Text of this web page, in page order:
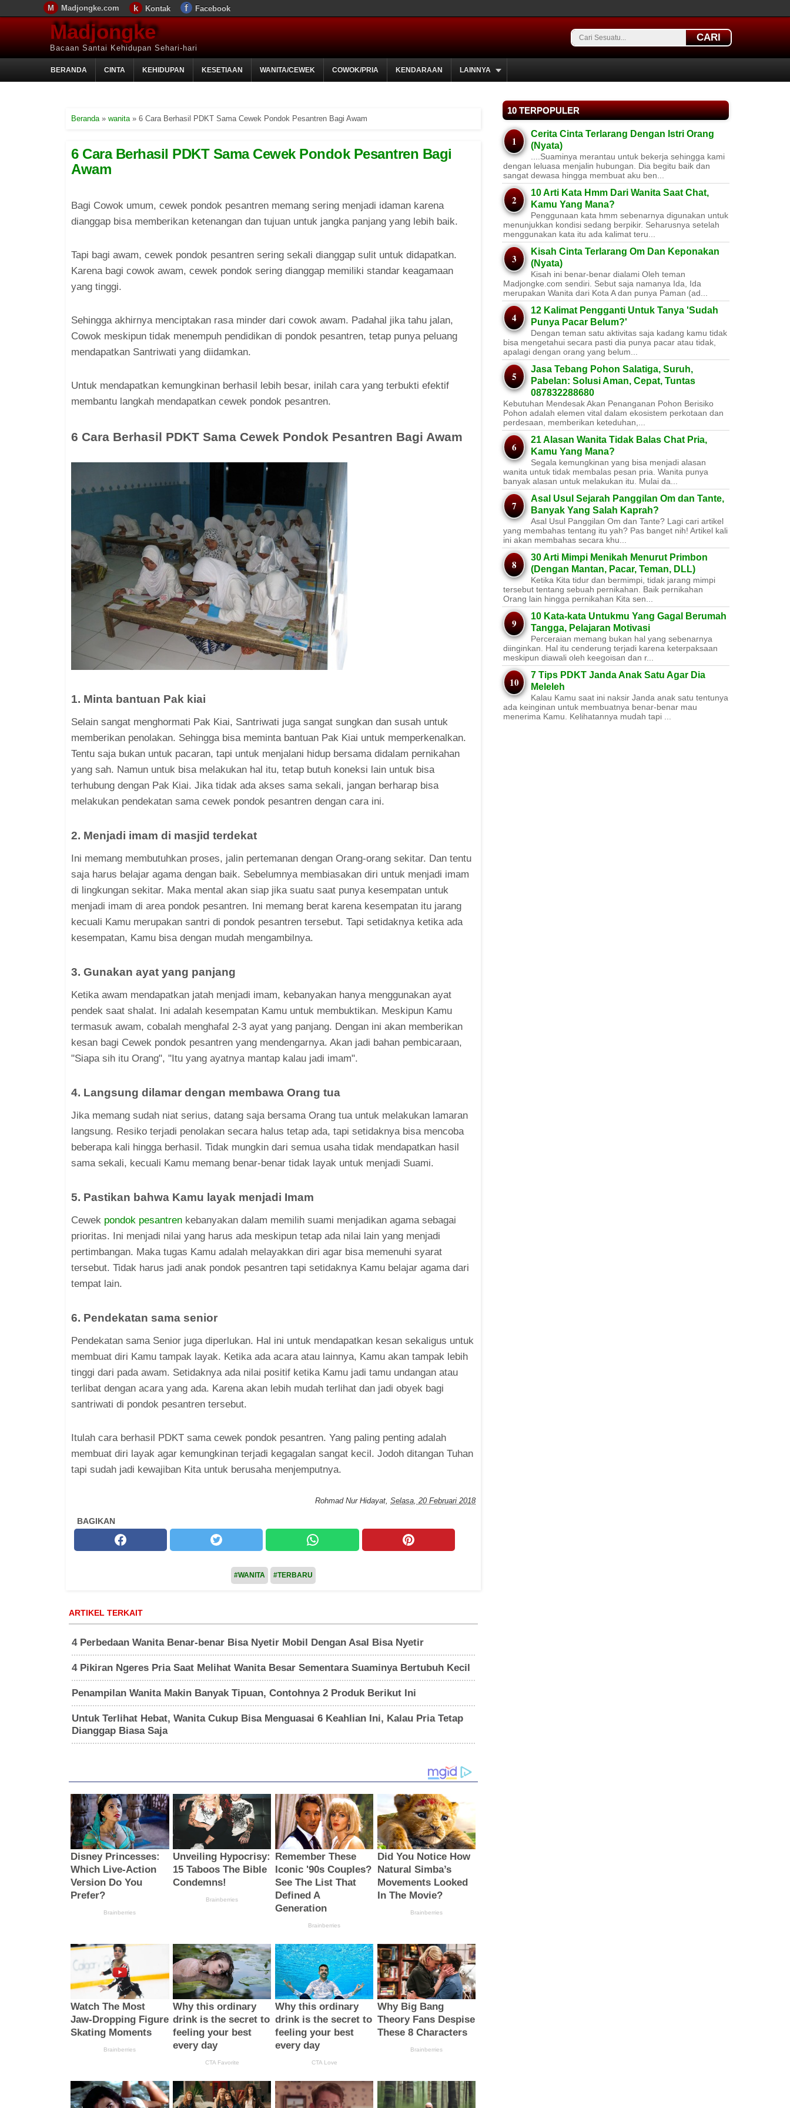
Madjongke.com Kontak Facebook
Madjongke
Bacaan Santai Kehidupan Sehari-hari
CARI
BERANDA CINTA KEHIDUPAN KESETIAAN WANITA/CEWEK COWOK/PRIA KENDARAAN LAINNYA
Beranda» wanita» 6 Cara Berhasil PDKT Sama Cewek Pondok Pesantren Bagi Awam
6 Cara Berhasil PDKT Sama Cewek Pondok Pesantren Bagi
Awam
Bagi Cowok umum, cewek pondok pesantren memang sering menjadi idaman karena
dianggap bisa memberikan ketenangan dan tujuan untuk jangka panjang yang lebih baik.
Tapi bagi awam, cewek pondok pesantren sering sekali dianggap sulit untuk didapatkan.
Karena bagi cowok awam, cewek pondok sering dianggap memiliki standar keagamaan
yang tinggi.
Sehingga akhirnya menciptakan rasa minder dari cowok awam. Padahal jika tahu jalan,
Cowok meskipun tidak menempuh pendidikan di pondok pesantren, tetap punya peluang
mendapatkan Santriwati yang diidamkan.
Untuk mendapatkan kemungkinan berhasil lebih besar, inilah cara yang terbukti efektif
membantu langkah mendapatkan cewek pondok pesantren.
6 Cara Berhasil PDKT Sama Cewek Pondok Pesantren Bagi Awam
1. Minta bantuan Pak kiai
Selain sangat menghormati Pak Kiai, Santriwati juga sangat sungkan dan susah untuk
memberikan penolakan. Sehingga bisa meminta bantuan Pak Kiai untuk memperkenalkan.
Tentu saja bukan untuk pacaran, tapi untuk menjalani hidup bersama didalam pernikahan
yang sah. Namun untuk bisa melakukan hal itu, tetap butuh koneksi lain untuk bisa
terhubung dengan Pak Kiai. Jika tidak ada akses sama sekali, jangan berharap bisa
melakukan pendekatan sama cewek pondok pesantren dengan cara ini.
2. Menjadi imam di masjid terdekat
Ini memang membutuhkan proses, jalin pertemanan dengan Orang-orang sekitar. Dan tentu
saja harus belajar agama dengan baik. Sebelumnya membiasakan diri untuk menjadi imam
di lingkungan sekitar. Maka mental akan siap jika suatu saat punya kesempatan untuk
menjadi imam di area pondok pesantren. Ini memang berat karena kesempatan itu jarang
kecuali Kamu merupakan santri di pondok pesantren tersebut. Tapi setidaknya ketika ada
kesempatan, Kamu bisa dengan mudah mengambilnya.
3. Gunakan ayat yang panjang
Ketika awam mendapatkan jatah menjadi imam, kebanyakan hanya menggunakan ayat
pendek saat shalat. Ini adalah kesempatan Kamu untuk membuktikan. Meskipun Kamu
termasuk awam, cobalah menghafal 2-3 ayat yang panjang. Dengan ini akan memberikan
kesan bagi Cewek pondok pesantren yang mendengarnya. Akan jadi bahan pembicaraan,
"Siapa sih itu Orang", "Itu yang ayatnya mantap kalau jadi imam".
4. Langsung dilamar dengan membawa Orang tua
Jika memang sudah niat serius, datang saja bersama Orang tua untuk melakukan lamaran
langsung. Resiko terjadi penolakan secara halus tetap ada, tapi setidaknya bisa mencoba
beberapa kali hingga berhasil. Tidak mungkin dari semua usaha tidak mendapatkan hasil
sama sekali, kecuali Kamu memang benar-benar tidak layak untuk menjadi Suami.
5. Pastikan bahwa Kamu layak menjadi Imam
Cewek pondok pesantren kebanyakan dalam memilih suami menjadikan agama sebagai
prioritas. Ini menjadi nilai yang harus ada meskipun tetap ada nilai lain yang menjadi
pertimbangan. Maka tugas Kamu adalah melayakkan diri agar bisa memenuhi syarat
tersebut. Tidak harus jadi anak pondok pesantren tapi setidaknya Kamu belajar agama dari
tempat lain.
6. Pendekatan sama senior
Pendekatan sama Senior juga diperlukan. Hal ini untuk mendapatkan kesan sekaligus untuk
membuat diri Kamu tampak layak. Ketika ada acara atau lainnya, Kamu akan tampak lebih
tinggi dari pada awam. Setidaknya ada nilai positif ketika Kamu jadi tamu undangan atau
terlibat dengan acara yang ada. Karena akan lebih mudah terlihat dan jadi obyek bagi
santriwati di pondok pesantren tersebut.
Itulah cara berhasil PDKT sama cewek pondok pesantren. Yang paling penting adalah
membuat diri layak agar kemungkinan terjadi kegagalan sangat kecil. Jodoh ditangan Tuhan
tapi sudah jadi kewajiban Kita untuk berusaha menjemputnya.
Rohmad Nur Hidayat, Selasa, 20 Februari 2018
BAGIKAN
#WANITA #TERBARU
ARTIKEL TERKAIT
4 Perbedaan Wanita Benar-benar Bisa Nyetir Mobil Dengan Asal Bisa Nyetir
4 Pikiran Ngeres Pria Saat Melihat Wanita Besar Sementara Suaminya Bertubuh Kecil
Penampilan Wanita Makin Banyak Tipuan, Contohnya 2 Produk Berikut Ini
Untuk Terlihat Hebat, Wanita Cukup Bisa Menguasai 6 Keahlian Ini, Kalau Pria Tetap
Dianggap Biasa Saja
10 TERPOPULER
Cerita Cinta Terlarang Dengan Istri Orang
(Nyata)
....Suaminya merantau untuk bekerja sehingga kami
dengan leluasa menjalin hubungan. Dia begitu baik dan
sangat dewasa hingga membuat aku ben...
10 Arti Kata Hmm Dari Wanita Saat Chat,
Kamu Yang Mana?
Penggunaan kata hmm sebenarnya digunakan untuk
menunjukkan kondisi sedang berpikir. Seharusnya setelah
menggunakan kata itu ada kalimat teru...
Kisah Cinta Terlarang Om Dan Keponakan
(Nyata)
Kisah ini benar-benar dialami Oleh teman
Madjongke.com sendiri. Sebut saja namanya Ida, Ida
merupakan Wanita dari Kota A dan punya Paman (ad...
12 Kalimat Pengganti Untuk Tanya 'Sudah
Punya Pacar Belum?'
Dengan teman satu aktivitas saja kadang kamu tidak
bisa mengetahui secara pasti dia punya pacar atau tidak,
apalagi dengan orang yang belum...
Jasa Tebang Pohon Salatiga, Suruh,
Pabelan: Solusi Aman, Cepat, Tuntas
087832288680
Kebutuhan Mendesak Akan Penanganan Pohon Berisiko ​
Pohon adalah elemen vital dalam ekosistem perkotaan dan
perdesaan, memberikan keteduhan,...
21 Alasan Wanita Tidak Balas Chat Pria,
Kamu Yang Mana?
Segala kemungkinan yang bisa menjadi alasan
wanita untuk tidak membalas pesan pria. Wanita punya
banyak alasan untuk melakukan itu. Mulai da...
Asal Usul Sejarah Panggilan Om dan Tante,
Banyak Yang Salah Kaprah?
Asal Usul Panggilan Om dan Tante? Lagi cari artikel
yang membahas tentang itu yah? Pas banget nih! Artikel kali
ini akan membahas secara khu...
30 Arti Mimpi Menikah Menurut Primbon
(Dengan Mantan, Pacar, Teman, DLL)
Ketika Kita tidur dan bermimpi, tidak jarang mimpi
tersebut tentang sebuah pernikahan. Baik pernikahan
Orang lain hingga pernikahan Kita sen...
10 Kata-kata Untukmu Yang Gagal Berumah
Tangga, Pelajaran Motivasi
Perceraian memang bukan hal yang sebenarnya
diinginkan. Hal itu cenderung terjadi karena keterpaksaan
meskipun diawali oleh keegoisan dan r...
7 Tips PDKT Janda Anak Satu Agar Dia
Meleleh
Kalau Kamu saat ini naksir Janda anak satu tentunya
ada keinginan untuk membuatnya benar-benar mau
menerima Kamu. Kelihatannya mudah tapi ...